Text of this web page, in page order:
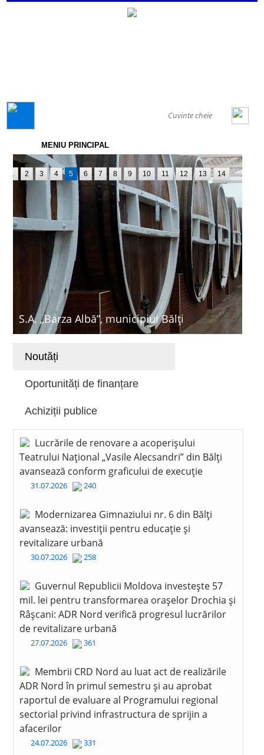
MENIU PRINCIPAL
S.A. „Barza Albă”, municipiul Bălți
1 2 3 4 5 6 7 8 9 10 11 12 13 14
Noutăți
Oportunități de finanțare
Achiziții publice
Lucrările de renovare a acoperișului
Teatrului Național „Vasile Alecsandri” din Bălți
avansează conform graficului de execuție
31.07.2026 240
Modernizarea Gimnaziului nr. 6 din Bălți
avansează: investiții pentru educație și
revitalizare urbană
30.07.2026 258
Guvernul Republicii Moldova investește 57
mil. lei pentru transformarea orașelor Drochia și
Râșcani: ADR Nord verifică progresul lucrărilor
de revitalizare urbană
27.07.2026 361
Membrii CRD Nord au luat act de realizările
ADR Nord în primul semestru și au aprobat
raportul de evaluare al Programului regional
sectorial privind infrastructura de sprijin a
afacerilor
24.07.2026 331